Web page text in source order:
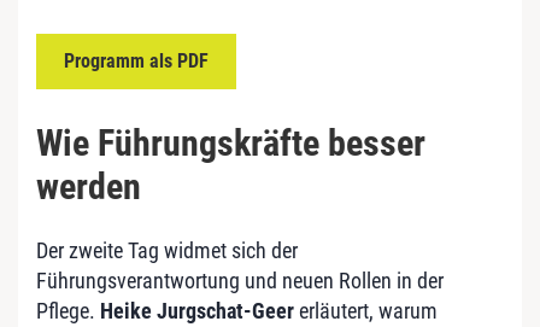
Programm als PDF
Wie Führungskräfte besser
werden
Der zweite Tag widmet sich der
Führungsverantwortung und neuen Rollen in der
Pflege. Heike Jurgschat-Geererläutert, warum